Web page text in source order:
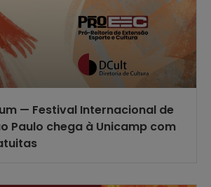
— Festival Internacional de
Paulo chega à Unicamp com